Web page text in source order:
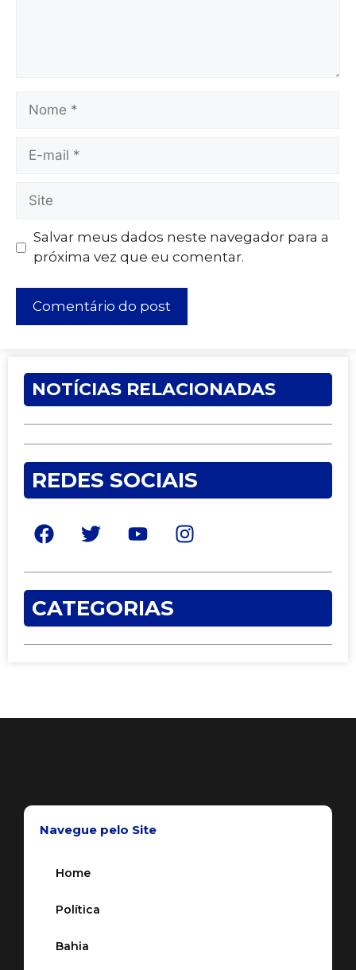
Salvar meus dados neste navegador para a
próxima vez que eu comentar.
NOTÍCIAS RELACIONADAS
REDES SOCIAIS
CATEGORIAS
Navegue pelo Site
Home
Política
Bahia